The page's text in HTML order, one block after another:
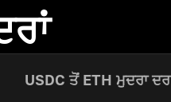
USDC ਤੋਂ ETH ਮੁਦਰਾ ਦਰ